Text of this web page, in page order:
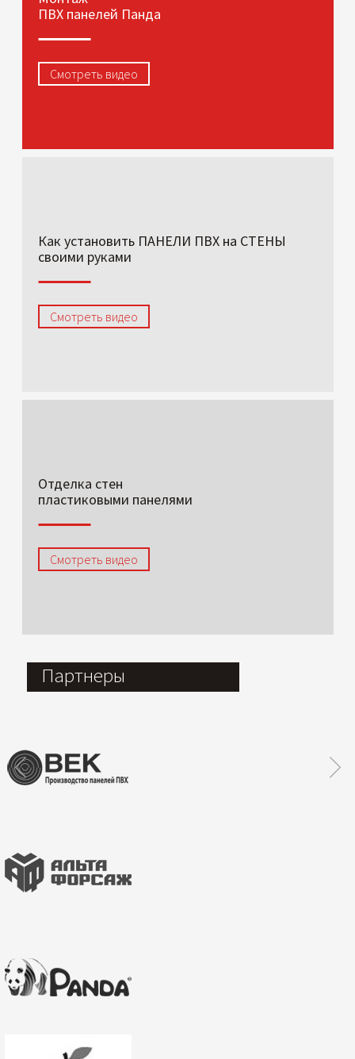
ПВХ панелей Панда
Смотреть видео
Как установить ПАНЕЛИ ПВХ на СТЕНЫ
своими руками
Смотреть видео
Отделка стен
пластиковыми панелями
Смотреть видео
Партнеры